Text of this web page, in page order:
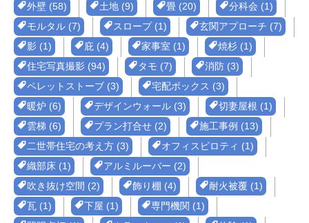
外壁 (58)
土地 (9) 畳 (20)
分科会 (1)
モルタル (7)
スロープ (1)
玄関アプローチ (7)
影 (1)
庇 (4) 家事室 (1)
焼杉 (1)
住宅写真撮影 (94)
タモ (7)
消防 (3)
ペレットストーブ (3)
宅配ボックス (3)
暖炉 (6)
デザインウォール (3)
切妻屋根 (1)
雲梯 (6)
プラン打合せ (2)
施工事例 (13)
二世帯住宅の考え方 (3)
オフィスピロティ (1)
織部床 (1)
アルミルーバー (2)
吹き抜け空間 (2)
飾り棚 (4)
耐火被覆 (1)
瓦 (1)
下屋 (1)
専門機関 (1)